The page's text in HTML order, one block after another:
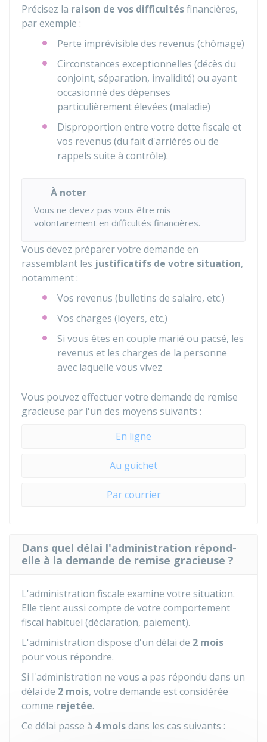
Précisez la raison de vos difficultésfinancières,
par exemple :
Perte imprévisible des revenus (chômage)
Circonstances exceptionnelles (décès du
conjoint, séparation, invalidité) ou ayant
occasionné des dépenses
particulièrement élevées (maladie)
Disproportion entre votre dette fiscale et
vos revenus (du fait d'arriérés ou de
rappels suite à contrôle).
À noter
Vous ne devez pas vous être mis
volontairement en difficultés financières.
Vous devez préparer votre demande en
rassemblant les justificatifs de votre situation,
notamment :
Vos revenus (bulletins de salaire, etc.)
Vos charges (loyers, etc.)
Si vous êtes en couple marié ou pacsé, les
revenus et les charges de la personne
avec laquelle vous vivez
Vous pouvez effectuer votre demande de remise
gracieuse par l'un des moyens suivants :
En ligne
Au guichet
Par courrier
Dans quel délai l'administration répond-
elle à la demande de remise gracieuse ?
L'administration fiscale examine votre situation.
Elle tient aussi compte de votre comportement
fiscal habituel (déclaration, paiement).
L'administration dispose d'un délai de 2 mois
pour vous répondre.
Si l'administration ne vous a pas répondu dans un
délai de 2 mois, votre demande est considérée
comme rejetée.
Ce délai passe à 4 moisdans les cas suivants :